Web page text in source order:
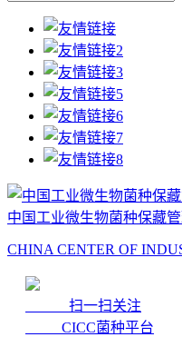
中国工业微生物菌种保藏
CHINA CENTER OF
扫一扫关注
CICC菌种平台